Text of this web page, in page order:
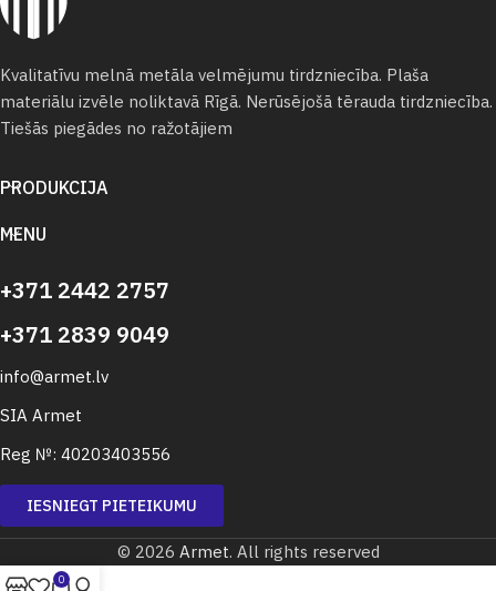
Kvalitatīvu melnā metāla velmējumu tirdzniecība. Plaša
materiālu izvēle noliktavā Rīgā. Nerūsējošā tērauda tirdzniecība.
Tiešās piegādes no ražotājiem
PRODUKCIJA
MENU
+371 2442 2757
+371 2839 9049
info@armet.lv
SIA Armet
Reg №: 40203403556
IESNIEGT PIETEIKUMU
© 2026 Armet. All rights reserved
0